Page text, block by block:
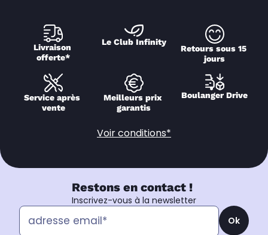
Livraison
offerte*
Le Club Infinity
Retours sous 15
jours
Service après
vente
Meilleurs prix
garantis
Boulanger Drive
Voir conditions*
Restons en contact !
Inscrivez-vous à la newsletter
Ok